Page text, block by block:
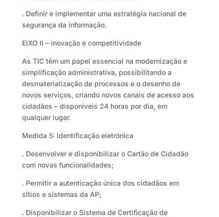
. Definir e implementar uma estratégia nacional de
segurança da informação.
EIXO II – inovação e competitividade
As TIC têm um papel essencial na modernização e
simplificação administrativa, possibilitando a
desmaterialização de processos e o desenho de
novos serviços, criando novos canais de acesso aos
cidadãos – disponíveis 24 horas por dia, em
qualquer lugar.
Medida 5: Identificação eletrónica
. Desenvolver e disponibilizar o Cartão de Cidadão
com novas funcionalidades;
. Permitir a autenticação única dos cidadãos em
sítios e sistemas da AP;
. Disponibilizar o Sistema de Certificação de